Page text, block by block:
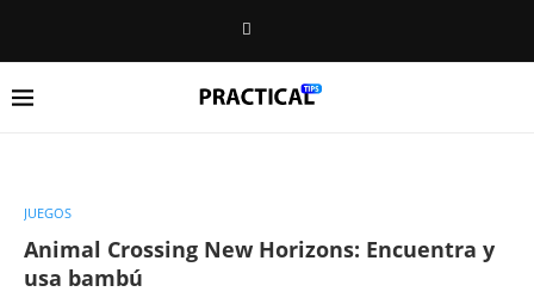
JUEGOS
Animal Crossing New Horizons: Encuentra y
usa bambú